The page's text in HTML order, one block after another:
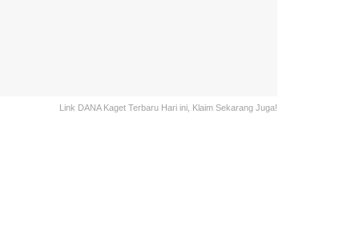
Link DANA Kaget Terbaru Hari ini, Klaim Sekarang Juga!